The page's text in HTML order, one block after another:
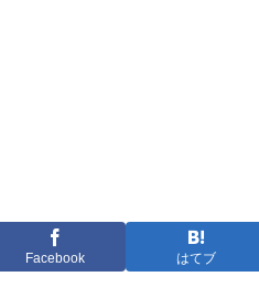
Facebook はてブ